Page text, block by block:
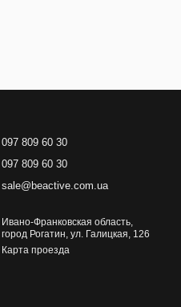
097 809 60 30
097 809 60 30
sale@beactive.com.ua
Ивано-Франковская область,
город Рогатин, ул. Галицкая, 126
Карта проезда